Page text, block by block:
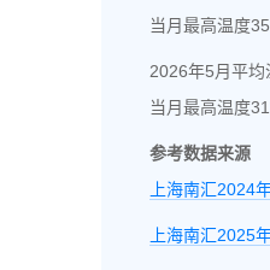
当月最高温度
2026年5月平
当月最高温度
参考数据来源
上海南汇2024
上海南汇2025